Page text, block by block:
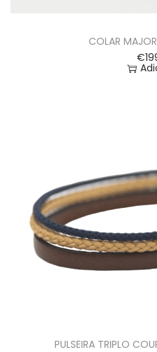
COLAR
€
PULSEIRA TRIPLO